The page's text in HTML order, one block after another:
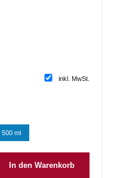
inkl. MwSt.
verfügbar.)
ist zurzeit nicht verfügbar.)
500 ml
In den Warenkorb